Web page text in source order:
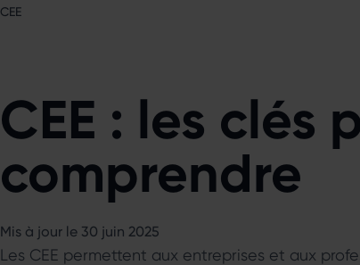
CEE
CEE : les clés
comprendre
Mis à jour le 30 juin 2025
Les CEE permettent aux entreprises et aux